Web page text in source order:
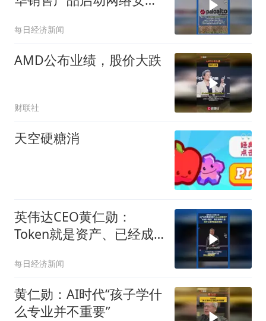
跳水
每日经济新闻
AMD公布业绩，股价大跌
财联社
天空硬糖消
英伟达CEO黄仁勋：
Token就是资产、已经成
每日经济新闻
黄仁勋：AI时代“孩子学什
么专业并不重要”